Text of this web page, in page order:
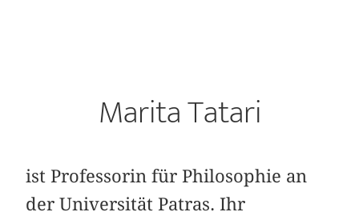
Marita Tatari
ist Professorin für Philosophie an
der Universität Patras. Ihr